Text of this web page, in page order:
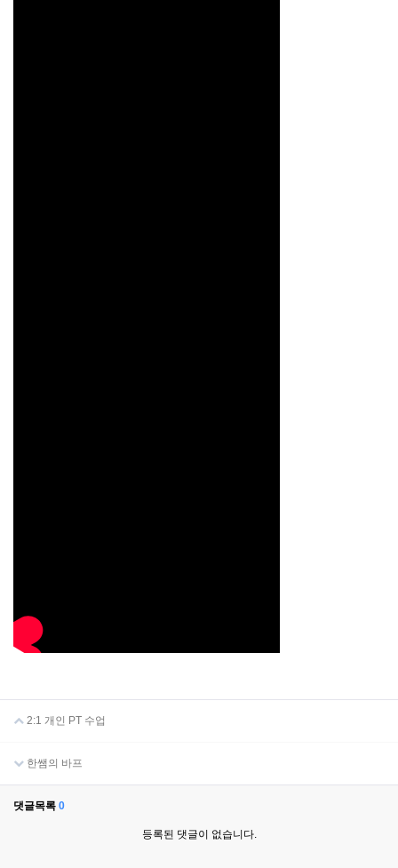
2:1 개인 PT 수업
한쌤의 바프
댓글목록 0
등록된 댓글이 없습니다.